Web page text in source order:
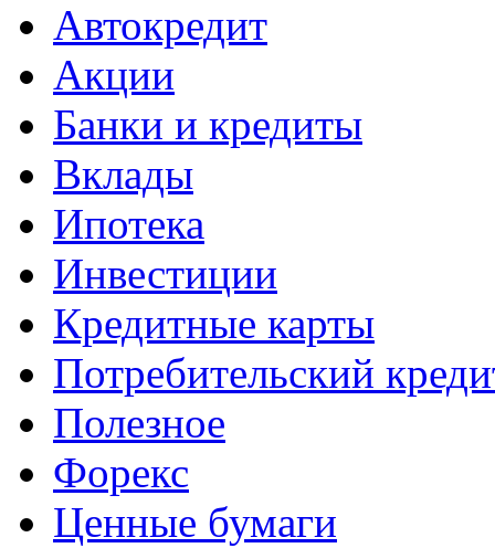
Автокредит
Акции
Банки и кредиты
Вклады
Ипотека
Инвестиции
Кредитные карты
Потребительский
Полезное
Форекс
Ценные бумаги